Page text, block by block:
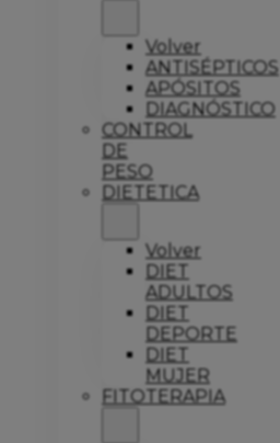
Volver
ANTISÉPTICOS
APÓSITOS
DIAGNÓSTICO
CONTROL
DE
PESO
DIETETICA
Volver
DIET
ADULTOS
DIET
DEPORTE
DIET
MUJER
FITOTERAPIA